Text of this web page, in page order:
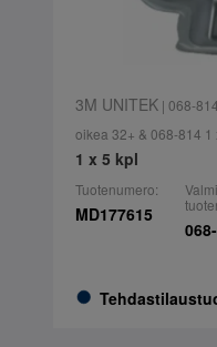
3M UNITEK| 068-
oikea 32+ & 068-814 1
1 x 5 kpl
Tuotenumero:
MD177615